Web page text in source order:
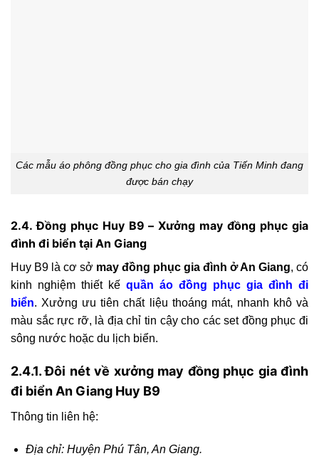
Các mẫu áo phông đồng phục cho gia đình của Tiến Minh đang
được bán chạy
2.4. Đồng phục Huy B9 – Xưởng may đồng phục gia
đình đi biển tại An Giang
Huy B9 là cơ sở may đồng phục gia đình ở An Giang, có
kinh nghiệm thiết kế quần áo đồng phục gia đình đi
biển. Xưởng ưu tiên chất liệu thoáng mát, nhanh khô và
màu sắc rực rỡ, là địa chỉ tin cậy cho các set đồng phục đi
sông nước hoặc du lịch biển.
2.4.1. Đôi nét về xưởng may đồng phục gia đình
đi biển An Giang Huy B9
Thông tin liên hệ:
Địa chỉ: Huyện Phú Tân, An Giang.